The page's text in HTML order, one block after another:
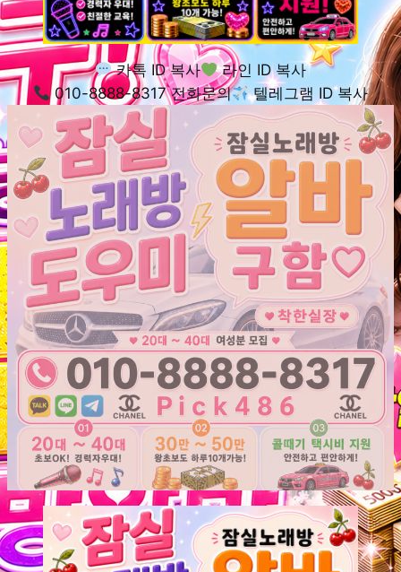
카톡 ID 복사
라인 ID 복사
010-8888-8317 전화문의
텔레그램 ID 복사